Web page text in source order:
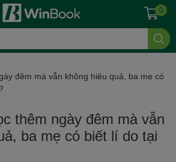
0
đêm mà vẫn không hiệu quả, ba mẹ có
thêm ngày đêm mà vẫn
ba mẹ có biết lí do tại